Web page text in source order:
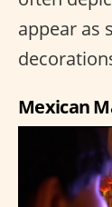
appear as
Mexican